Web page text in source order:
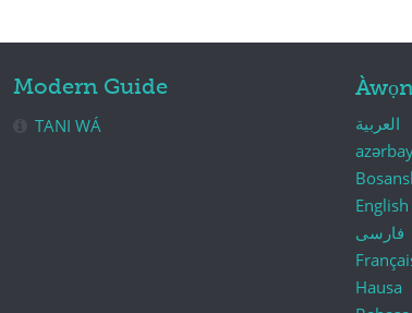
Modern Guide
TANI WÁ
العربية
English
فارسی
Hausa